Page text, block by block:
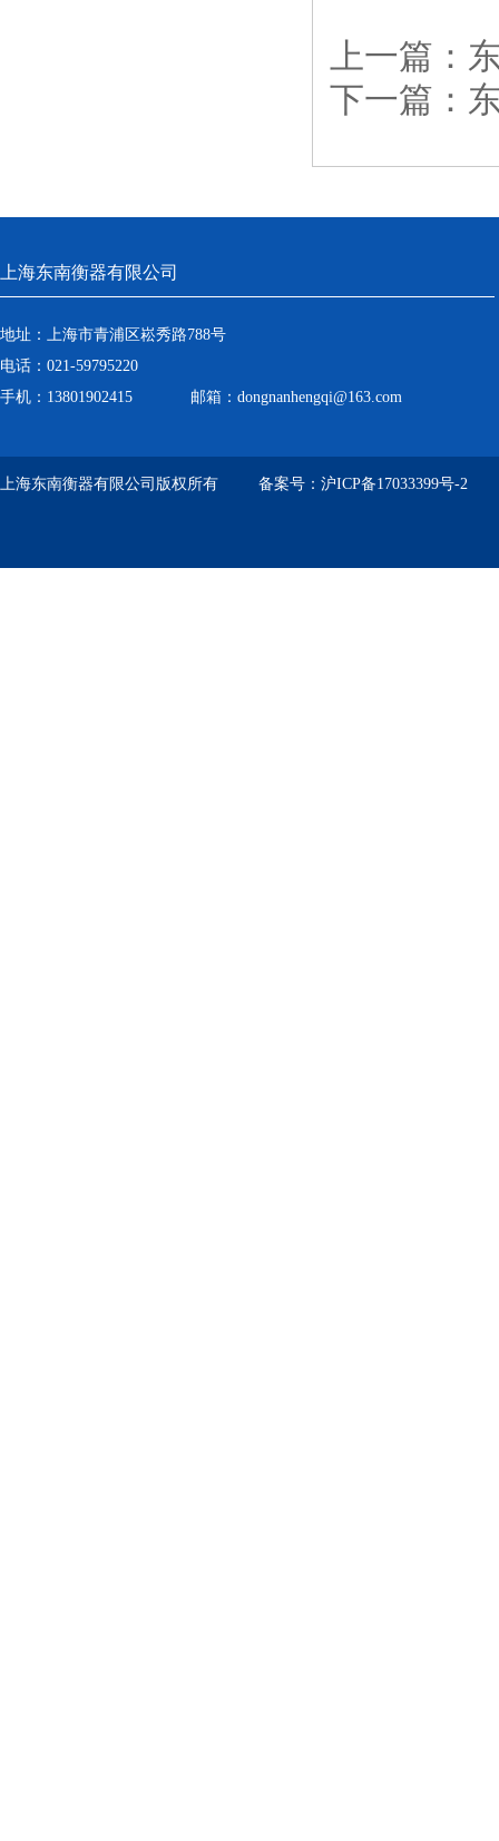
上一篇：
下一篇：
上海东南衡器有限公司
地址：上海市青浦区崧秀路788号
电话：021-59795220
手机：13801902415 邮箱：dongnanhengqi@163.com
上海东南衡器有限公司版权所有 备案号： 沪ICP备17033399号-2